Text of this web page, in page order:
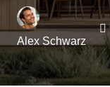
Alex Schwarz